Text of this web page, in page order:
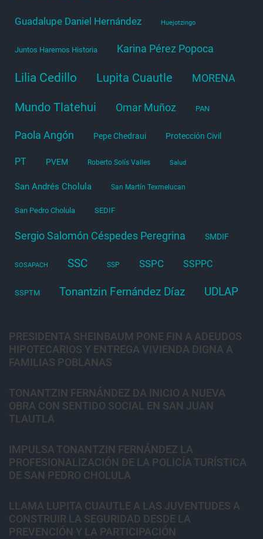
Guadalupe Daniel Hernández Huejotzingo
Juntos Haremos Historia Karina Pérez Popoca
Lilia Cedillo Lupita Cuautle MORENA
Mundo Tlatehui Omar Muñoz PAN
Paola Angón Pepe Chedraui Protección Civil
PT PVEM Roberto Solís Valles Salud
San Andrés Cholula San Martín Texmelucan
San Pedro Cholula SEDIF
Sergio Salomón Céspedes Peregrina SMDIF
SOSAPACH SSC SSP SSPC SSPPC
SSPTM Tonantzin Fernández Díaz UDLAP
PRESIDENTA SHEINBAUM PONE FIN A ADEUDOS
HIPOTECARIOS Y ENTREGA VIVIENDA DIGNA A
FAMILIAS POBLANAS
TONANTZIN FERNÁNDEZ DA INICIO A NUEVA
OBRA CON SENTIDO SOCIAL EN SAN JUAN
TLAUTLA
IMPULSA TONANTZIN FERNÁNDEZ LA
PROFESIONALIZACIÓN DE LA POLICÍA TURÍSTICA
DE SAN PEDRO CHOLULA
LLAMA LUPITA CUAUTLE A LAS JUVENTUDES A
CONSTRUIR LA SEGURIDAD DESDE LA
PREVENCIÓN Y LA PARTICIPACIÓN